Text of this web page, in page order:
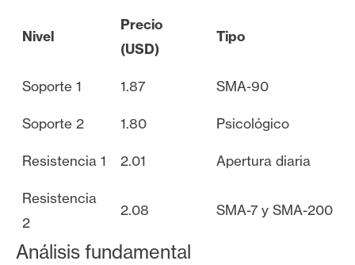
Nivel
Precio
(USD)
Tipo
Soporte 1 1.87 SMA-90
Soporte 2 1.80 Psicológico
Resistencia 1 2.01 Apertura diaria
Resistencia
2
2.08 SMA-7 y SMA-200
Análisis fundamental